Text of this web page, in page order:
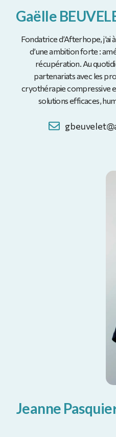
Gaëlle
Fondatrice d’Afterhope,
d’une ambition forte :
récupération. Au
partenariats avec les
cryothérapie compressive
solutions efficaces,
Jeanne